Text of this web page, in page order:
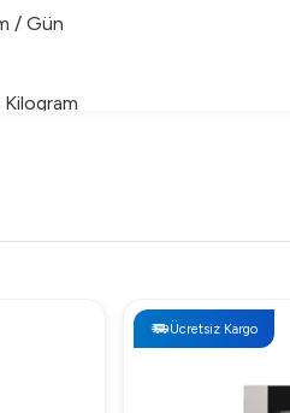
/ Gün
Makinesi Fiyatı
işletmelerin buz
Ücretsiz Kargo